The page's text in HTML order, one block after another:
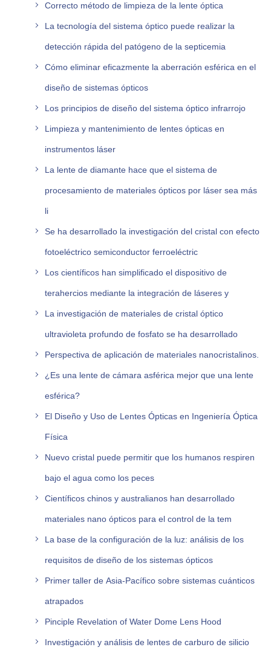
Correcto método de limpieza de la lente óptica
La tecnología del sistema óptico puede realizar la
detección rápida del patógeno de la septicemia
Cómo eliminar eficazmente la aberración esférica en el
diseño de sistemas ópticos
Los principios de diseño del sistema óptico infrarrojo
Limpieza y mantenimiento de lentes ópticas en
instrumentos láser
La lente de diamante hace que el sistema de
procesamiento de materiales ópticos por láser sea más
li
Se ha desarrollado la investigación del cristal con efecto
fotoeléctrico semiconductor ferroeléctric
Los científicos han simplificado el dispositivo de
terahercios mediante la integración de láseres y
La investigación de materiales de cristal óptico
ultravioleta profundo de fosfato se ha desarrollado
Perspectiva de aplicación de materiales nanocristalinos.
¿Es una lente de cámara asférica mejor que una lente
esférica?
El Diseño y Uso de Lentes Ópticas en Ingeniería Óptica
Física
Nuevo cristal puede permitir que los humanos respiren
bajo el agua como los peces
Científicos chinos y australianos han desarrollado
materiales nano ópticos para el control de la tem
La base de la configuración de la luz: análisis de los
requisitos de diseño de los sistemas ópticos
Primer taller de Asia-Pacífico sobre sistemas cuánticos
atrapados
Pinciple Revelation of Water Dome Lens Hood
Investigación y análisis de lentes de carburo de silicio